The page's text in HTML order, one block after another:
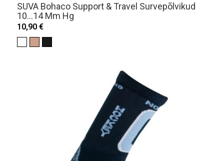
SUVA Bohaco Support & Travel Survepõlvikud
10...14 Mm Hg
10,90 €